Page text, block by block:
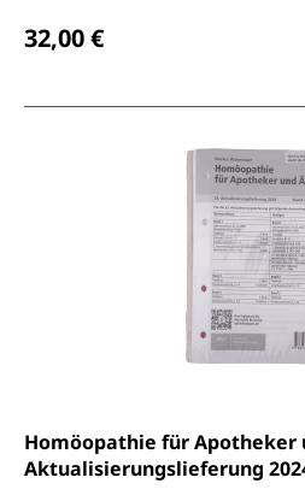
32,00 €
Homöopathie für Apotheker
Aktualisierungslieferung